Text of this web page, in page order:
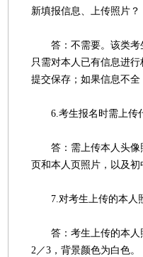
新填报信息、上传照片？
答：不需要。该类考
只需对本人已有信息进
提交保存；如果信息不全
6.考生报名时需上传
答：需上传本人头像
页和本人页照片，以及初
7.对考生上传的本人
答：考生上传的本人
2／3，背景颜色为白色。